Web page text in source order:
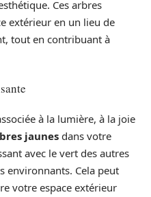
Ces arbres
extérieur en un lieu de
tout en contribuant à
à la lumière, à la joie
jaunesdans votre
avec le vert des autres
environnants. Cela peut
votre espace extérieur